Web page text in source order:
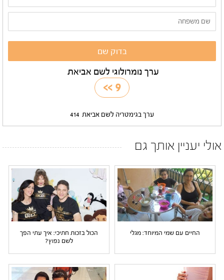
ערך נומרולוגי לשם אביאת
9
>>
ערך בגימטריה לשם אביאת 414
אולי יעניין אותך גם
החיים עם שמי המיוחד: מגלי
הכול בזכות חתיכי: איך עתי הפך
לשם נפוץ?